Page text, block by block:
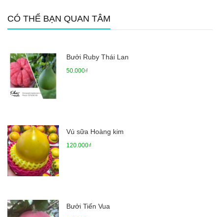
CÓ THỂ BẠN QUAN TÂM
Bưởi Ruby Thái Lan
50.000₫
Vú sữa Hoàng kim
120.000₫
Bưởi Tiến Vua